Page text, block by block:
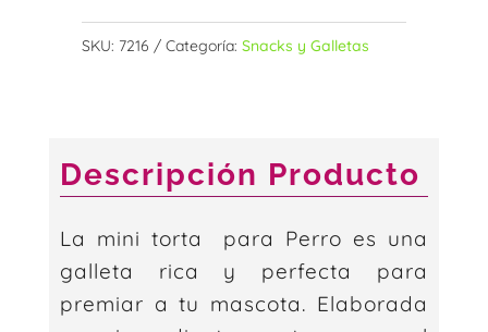
SKU: 7216 Categoría: Snacks y Galletas
Descripción Producto
La mini torta para Perro es una
galleta rica y perfecta para
premiar a tu mascota. Elaborada